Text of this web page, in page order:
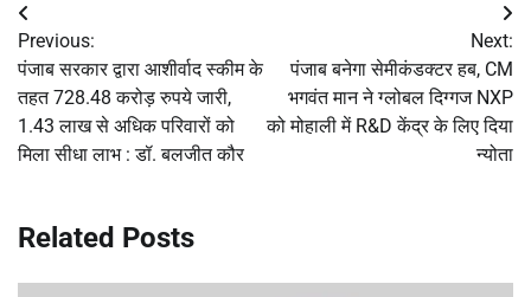
Post
navigation
Previous:
पंजाब सरकार द्वारा आशीर्वाद स्कीम के
तहत 728.48 करोड़ रुपये जारी,
1.43 लाख से अधिक परिवारों को
मिला सीधा लाभ : डॉ. बलजीत कौर
Next:
पंजाब बनेगा सेमीकंडक्टर हब, CM
भगवंत मान ने ग्लोबल दिग्गज NXP
को मोहाली में R&D केंद्र के लिए दिया
न्योता
Related Posts